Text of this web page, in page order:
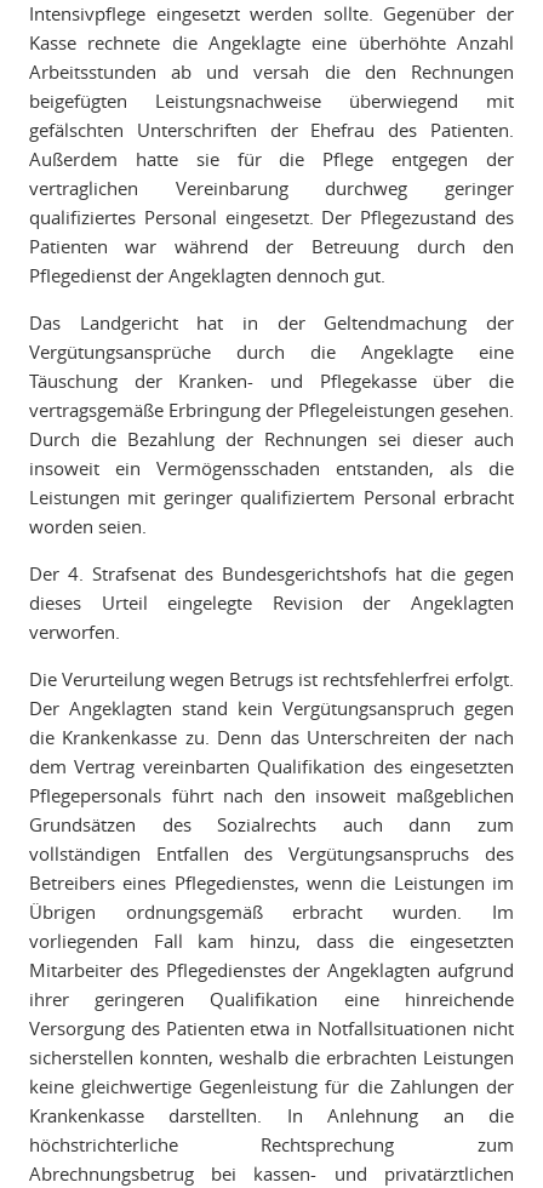
Intensivpflege eingesetzt werden sollte. Gegenüber der
Kasse rechnete die Angeklagte eine überhöhte Anzahl
Arbeitsstunden ab und versah die den Rechnungen
beigefügten Leistungsnachweise überwiegend mit
gefälschten Unterschriften der Ehefrau des Patienten.
Außerdem hatte sie für die Pflege entgegen der
vertraglichen Vereinbarung durchweg geringer
qualifiziertes Personal eingesetzt. Der Pflegezustand des
Patienten war während der Betreuung durch den
Pflegedienst der Angeklagten dennoch gut.
Das Landgericht hat in der Geltendmachung der
Vergütungsansprüche durch die Angeklagte eine
Täuschung der Kranken- und Pflegekasse über die
vertragsgemäße Erbringung der Pflegeleistungen gesehen.
Durch die Bezahlung der Rechnungen sei dieser auch
insoweit ein Vermögensschaden entstanden, als die
Leistungen mit geringer qualifiziertem Personal erbracht
worden seien.
Der 4. Strafsenat des Bundesgerichtshofs hat die gegen
dieses Urteil eingelegte Revision der Angeklagten
verworfen.
Die Verurteilung wegen Betrugs ist rechtsfehlerfrei erfolgt.
Der Angeklagten stand kein Vergütungsanspruch gegen
die Krankenkasse zu. Denn das Unterschreiten der nach
dem Vertrag vereinbarten Qualifikation des eingesetzten
Pflegepersonals führt nach den insoweit maßgeblichen
Grundsätzen des Sozialrechts auch dann zum
vollständigen Entfallen des Vergütungsanspruchs des
Betreibers eines Pflegedienstes, wenn die Leistungen im
Übrigen ordnungsgemäß erbracht wurden. Im
vorliegenden Fall kam hinzu, dass die eingesetzten
Mitarbeiter des Pflegedienstes der Angeklagten aufgrund
ihrer geringeren Qualifikation eine hinreichende
Versorgung des Patienten etwa in Notfallsituationen nicht
sicherstellen konnten, weshalb die erbrachten Leistungen
keine gleichwertige Gegenleistung für die Zahlungen der
Krankenkasse darstellten. In Anlehnung an die
höchstrichterliche Rechtsprechung zum
Abrechnungsbetrug bei kassen- und privatärztlichen